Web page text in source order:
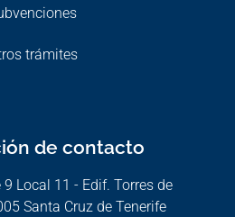
trámites
de contacto
9 Local 11 - Edif. Torres de
Santa Cruz de Tenerife